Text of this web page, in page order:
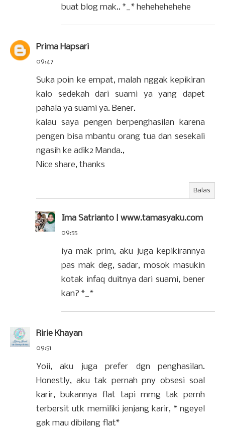
buat blog mak.. *_* hehehehehehe
Prima Hapsari
09:47
Suka poin ke empat, malah nggak kepikiran
kalo sedekah dari suami ya yang dapet
pahala ya suami ya. Bener.
kalau saya pengen berpenghasilan karena
pengen bisa mbantu orang tua dan sesekali
ngasih ke adik2 Manda.,
Nice share, thanks
Balas
Ima Satrianto | www.tamasyaku.com
09:55
iya mak prim, aku juga kepikirannya
pas mak deg, sadar, mosok masukin
kotak infaq duitnya dari suami, bener
kan? *_*
Ririe Khayan
09:51
Yoii, aku juga prefer dgn penghasilan.
Honestly, aku tak pernah pny obsesi soal
karir, bukannya flat tapi mmg tak pernh
terbersit utk memiliki jenjang karir, * ngeyel
gak mau dibilang flat*